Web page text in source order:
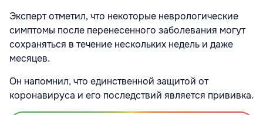
Эксперт отметил, что некоторые неврологические
симптомы после перенесенного заболевания могут
сохраняться в течение нескольких недель и даже
месяцев.
Он напомнил, что единственной защитой от
коронавируса и его последствий является прививка.